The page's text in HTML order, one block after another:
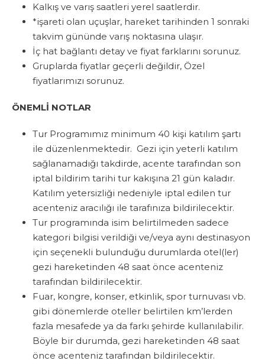
Kalkış ve varış saatleri yerel saatlerdir.
*işareti olan uçuşlar, hareket tarihinden 1 sonraki
takvim gününde varış noktasına ulaşır.
İç hat bağlantı detay ve fiyat farklarını sorunuz.
Gruplarda fiyatlar geçerli değildir, Özel
fiyatlarımızı sorunuz.
ÖNEMLİ NOTLAR
Tur Programımız minimum 40 kişi katılım şartı
ile düzenlenmektedir. Gezi için yeterli katılım
sağlanamadığı takdirde, acente tarafından son
iptal bildirim tarihi tur kakışına 21 gün kaladır.
Katılım yetersizliği nedeniyle iptal edilen tur
acenteniz aracılığı ile tarafınıza bildirilecektir.
Tur programında isim belirtilmeden sadece
kategori bilgisi verildiği ve/veya aynı destinasyon
için seçenekli bulunduğu durumlarda otel(ler)
gezi hareketinden 48 saat önce acenteniz
tarafından bildirilecektir.
Fuar, kongre, konser, etkinlik, spor turnuvası vb.
gibi dönemlerde oteller belirtilen km’lerden
fazla mesafede ya da farkı şehirde kullanılabilir.
Böyle bir durumda, gezi hareketinden 48 saat
önce acenteniz tarafından bildirilecektir.